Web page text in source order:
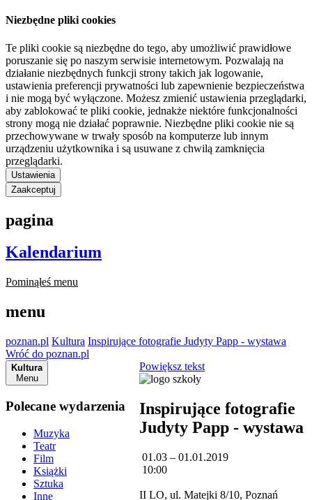
Niezbędne pliki cookies
Te pliki cookie są niezbędne do tego, aby umożliwić prawidłowe
poruszanie się po naszym serwisie internetowym. Pozwalają na
działanie niezbędnych funkcji strony takich jak logowanie,
ustawienia preferencji prywatności lub zapewnienie bezpieczeństwa
i nie mogą być wyłączone. Możesz zmienić ustawienia przeglądarki,
aby zablokować te pliki cookie, jednakże niektóre funkcjonalności
strony mogą nie działać poprawnie. Niezbędne pliki cookie nie są
przechowywane w trwały sposób na komputerze lub innym
urządzeniu użytkownika i są usuwane z chwilą zamknięcia
przeglądarki.
Ustawienia
Zaakceptuj
pagina
Kalendarium
Pominąłeś menu
menu
poznan.pl Kultura Inspirujące fotografie Judyty Papp - wystawa
Wróć do poznan.pl
Kultura
Menu
Polecane wydarzenia
Muzyka
Teatr
Film
Książki
Sztuka
Inne
Powiększ tekst
Inspirujące fotografie
Judyty Papp - wystawa
01.03 – 01.01.2019
10:00
II LO, ul. Matejki 8/10, Poznań